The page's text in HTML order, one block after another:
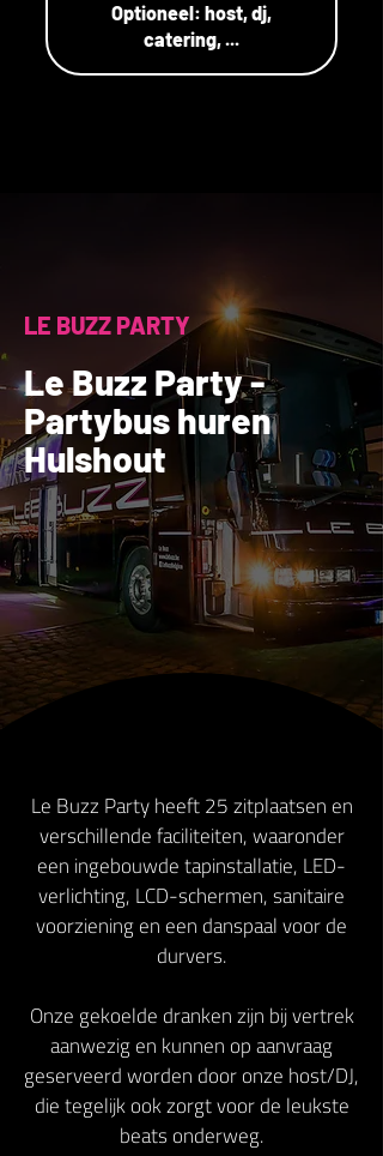
Optioneel: host, dj,
catering, ...
LE BUZZ PARTY
Le Buzz Party -
Partybus huren
Hulshout
Le Buzz Party heeft 25 zitplaatsen en
verschillende faciliteiten, waaronder
een ingebouwde tapinstallatie, LED-
verlichting, LCD-schermen, sanitaire
voorziening en een danspaal voor de
durvers.
Onze gekoelde dranken zijn bij vertrek
aanwezig en kunnen op aanvraag
geserveerd worden door onze host/DJ,
die tegelijk ook zorgt voor de leukste
beats onderweg.